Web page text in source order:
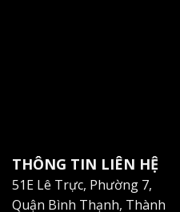
Xung quanh dự án có
Không chỉ PNT
có nhiều lựa chọn
THÔNG TIN LIÊN HỆ
51E Lê Trực, Phường 7,
Quận Bình Thạnh, Thành